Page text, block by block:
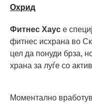
Охрид
Фитнес Хаус е
фитнес исхрана во
цел да понуди брза,
храна за луѓе со
Моментално